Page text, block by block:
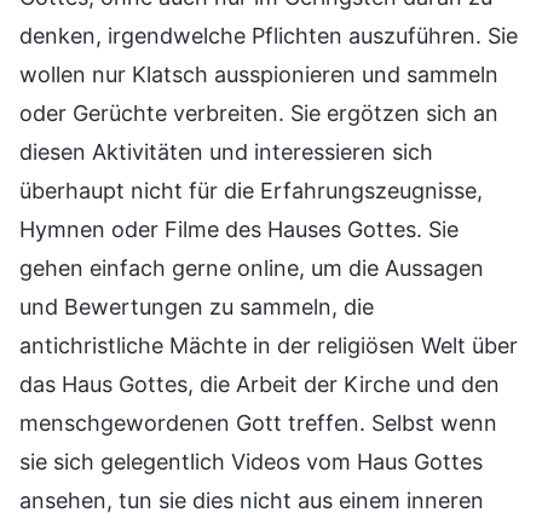
denken, irgendwelche Pflichten auszuführen. Sie
wollen nur Klatsch ausspionieren und sammeln
oder Gerüchte verbreiten. Sie ergötzen sich an
diesen Aktivitäten und interessieren sich
überhaupt nicht für die Erfahrungszeugnisse,
Hymnen oder Filme des Hauses Gottes. Sie
gehen einfach gerne online, um die Aussagen
und Bewertungen zu sammeln, die
antichristliche Mächte in der religiösen Welt über
das Haus Gottes, die Arbeit der Kirche und den
menschgewordenen Gott treffen. Selbst wenn
sie sich gelegentlich Videos vom Haus Gottes
ansehen, tun sie dies nicht aus einem inneren